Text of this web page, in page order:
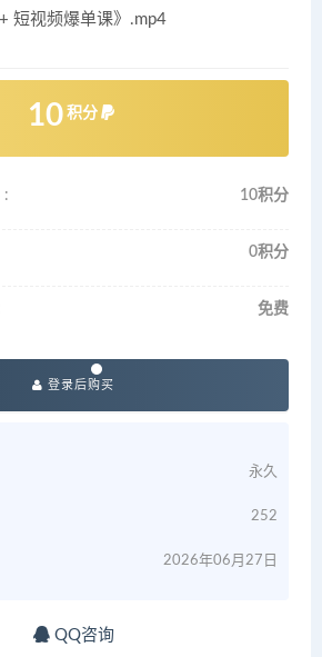
短视频爆单课》.mp4
10 积分
: 10积分
0积分
免费
登录后购买
永久
252
2026年06月27日
QQ咨询